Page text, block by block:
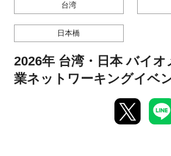
お問い合わせ
台湾
日本橋
2026年 台湾・日本 バイ
業ネットワーキングイベ